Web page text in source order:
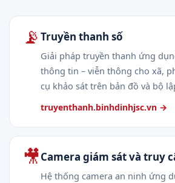
📡 Truyền thanh số
Giải pháp truyền thanh ứng
thông tin – viễn thông cho xã,
cụ khảo sát trên bản đồ và bộ
truyenthanh.binhdinhjsc.vn →
🎥Camera giám sát và truy
Hệ thống camera an ninh ứng